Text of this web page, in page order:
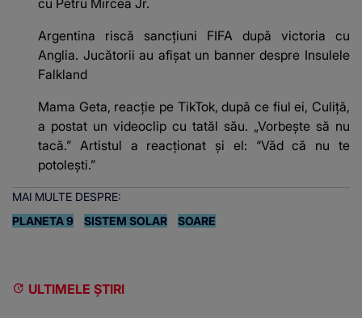
Argentina riscă sancțiuni FIFA după victoria cu
Anglia. Jucătorii au afișat un banner despre Insulele
Falkland
Mama Geta, reacție pe TikTok, după ce fiul ei, Culiță,
a postat un videoclip cu tatăl său. „Vorbește să nu
tacă.” Artistul a reacționat și el: “Văd că nu te
potoleşti.”
MAI MULTE DESPRE:
PLANETA 9
SISTEM SOLAR SOARE
ULTIMELE ȘTIRI